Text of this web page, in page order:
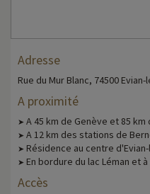
Adresse
Rue du Mur Blanc, 74500 Evian-
A proximité
➤ A 45 km de Genève et 85 km
➤ A 12 km des stations de
➤ Résidence au centre
➤ En bordure du lac Léman et
Accès